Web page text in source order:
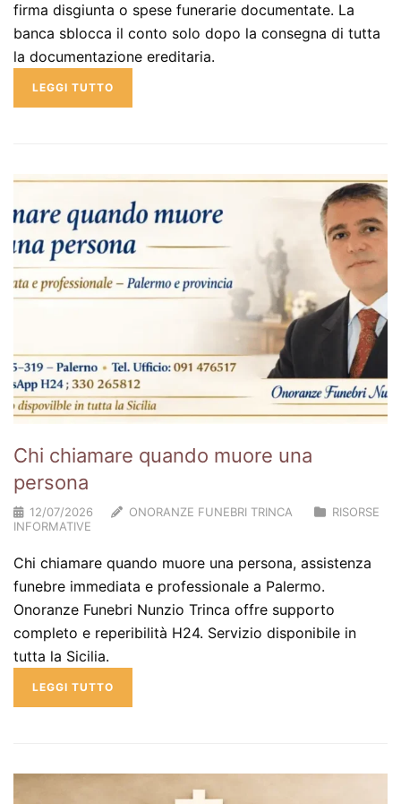
firma disgiunta o spese funerarie documentate. La
banca sblocca il conto solo dopo la consegna di tutta
la documentazione ereditaria.
LEGGI TUTTO
Chi chiamare quando muore una
persona
12/07/2026 ONORANZE FUNEBRI TRINCA
RISORSE
INFORMATIVE
Chi chiamare quando muore una persona, assistenza
funebre immediata e professionale a Palermo.
Onoranze Funebri Nunzio Trinca offre supporto
completo e reperibilità H24. Servizio disponibile in
tutta la Sicilia.
LEGGI TUTTO